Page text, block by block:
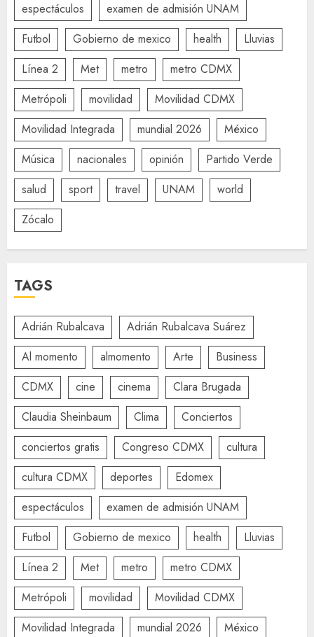
espectáculos
examen de admisión UNAM
Futbol
Gobierno de mexico health
Lluvias
Línea 2
Met metro
metro CDMX
Metrópoli
movilidad
Movilidad CDMX
Movilidad Integrada
mundial 2026
México
Música
nacionales opinión
Partido Verde
salud
sport travel UNAM
world
Zócalo
TAGS
Adrián Rubalcava
Adrián Rubalcava Suárez
Al momento
almomento Arte
Business
CDMX
cine cinema
Clara Brugada
Claudia Sheinbaum
Clima
Conciertos
conciertos gratis
Congreso CDMX
cultura
cultura CDMX
deportes
Edomex
espectáculos
examen de admisión UNAM
Futbol
Gobierno de mexico health
Lluvias
Línea 2
Met metro
metro CDMX
Metrópoli
movilidad
Movilidad CDMX
Movilidad Integrada
mundial 2026
México